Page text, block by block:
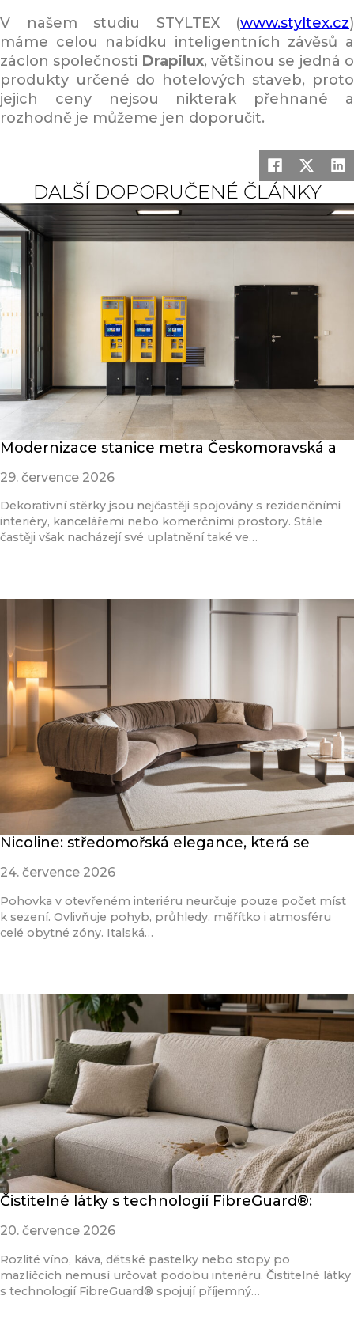
V našem studiu STYLTEX (www.styltex.cz)
máme celou nabídku inteligentních závěsů a
záclon společnosti Drapilux, většinou se jedná o
produkty určené do hotelových staveb, proto
jejich ceny nejsou nikterak přehnané a
rozhodně je můžeme jen doporučit.
DALŠÍ DOPORUČENÉ ČLÁNKY
Modernizace stanice metra Českomoravská a
29. července 2026
Dekorativní stěrky jsou nejčastěji spojovány s rezidenčními
interiéry, kancelářemi nebo komerčními prostory. Stále
častěji však nacházejí své uplatnění také ve…
Nicoline: středomořská elegance, která se
24. července 2026
Pohovka v otevřeném interiéru neurčuje pouze počet míst
k sezení. Ovlivňuje pohyb, průhledy, měřítko i atmosféru
celé obytné zóny. Italská…
Čistitelné látky s technologií FibreGuard®:
20. července 2026
Rozlité víno, káva, dětské pastelky nebo stopy po
mazlíčcích nemusí určovat podobu interiéru. Čistitelné látky
s technologií FibreGuard® spojují příjemný…